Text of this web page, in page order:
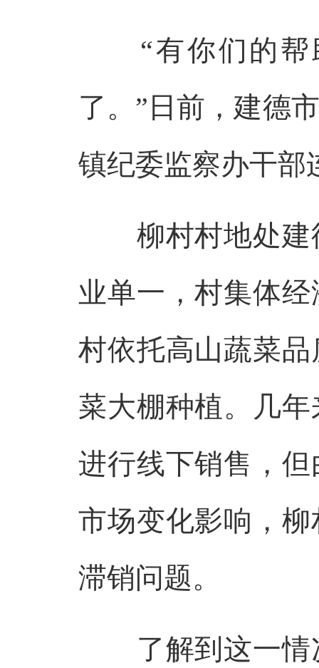
“有你们的帮
了。”日前，建德
镇纪委监察办干部
柳村村地处建
业单一，村集体
村依托高山蔬菜
菜大棚种植。几
进行线下销售，
市场变化影响，
滞销问题。
了解到这一情